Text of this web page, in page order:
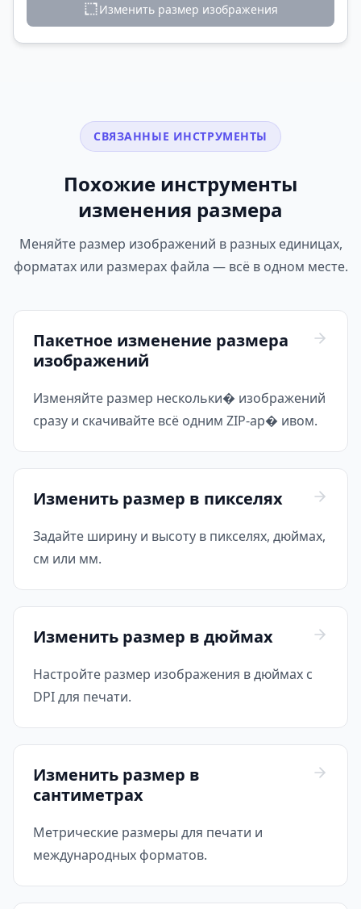
Изменить размер изображения
СВЯЗАННЫЕ ИНСТРУМЕНТЫ
Похожие инструменты
изменения размера
Меняйте размер изображений в разных единицах,
форматах или размерах файла — всё в одном месте.
Пакетное изменение размера
изображений
Изменяйте размер нескольки� изображений
сразу и скачивайте всё одним ZIP-ар� ивом.
Изменить размер в пикселях
Задайте ширину и высоту в пикселях, дюймах,
см или мм.
Изменить размер в дюймах
Настройте размер изображения в дюймах с
DPI для печати.
Изменить размер в
сантиметрах
Метрические размеры для печати и
международных форматов.